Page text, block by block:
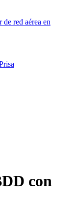
red aérea en
con